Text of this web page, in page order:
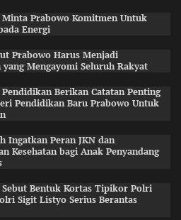
Minta Prabowo Komitmen Untuk
Energi
Prabowo Harus Menjadi
Mengayomi Seluruh Rakyat
Pendidikan Berikan Catatan Penting
Pendidikan Baru Prabowo Untuk
Ingatkan Peran JKN dan
Kesehatan bagi Anak Penyandang
Sebut Bentuk Kortas Tipikor Polri
Sigit Listyo Serius Berantas